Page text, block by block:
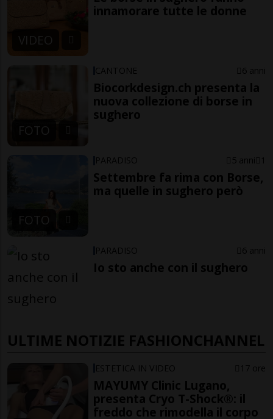
VIDEO
innamorare tutte le donne
FOTO
CANTONE 6 anni
Biocorkdesign.ch presenta la
nuova collezione di borse in
sughero
FOTO
PARADISO 5 anni 1
Settembre fa rima con Borse,
ma quelle in sughero però
PARADISO 6 anni
Io sto anche con il sughero
ULTIME NOTIZIE FASHIONCHANNEL
ESTETICA IN VIDEO 17 ore
MAYUMY Clinic Lugano,
presenta Cryo T-Shock®: il
freddo che rimodella il corpo